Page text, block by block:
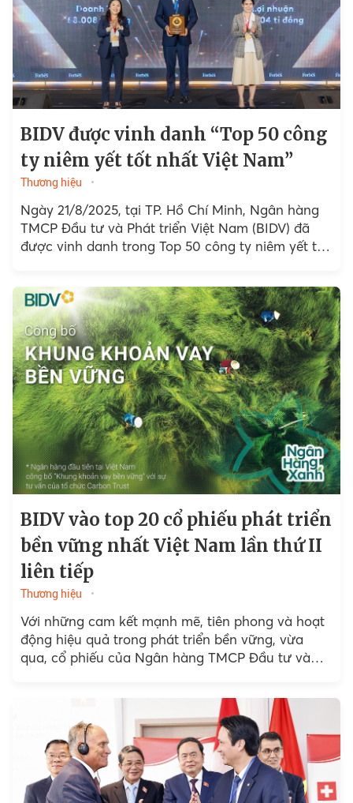
BIDV được vinh danh “Top 50 công
ty niêm yết tốt nhất Việt Nam”
Thương hiệu
Ngày 21/8/2025, tại TP. Hồ Chí Minh, Ngân hàng
TMCP Đầu tư và Phát triển Việt Nam (BIDV) đã
được vinh danh trong Top 50 công ty niêm yết tốt
Forbes Việt Nam.
BIDV vào top 20 cổ phiếu phát triển
bền vững nhất Việt Nam lần thứ II
liên tiếp
Thương hiệu
Với những cam kết mạnh mẽ, tiên phong và hoạt
động hiệu quả trong phát triển bền vững, vừa
qua, cổ phiếu của Ngân hàng TMCP Đầu tư và